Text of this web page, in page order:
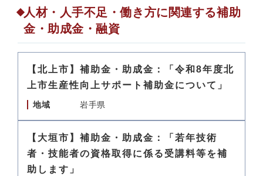
人材・人手不足・働き方に関連する補助
金・助成金・融資
【北上市】補助金・助成金：「令和8年度北
上市生産性向上サポート補助金について」
地域 岩手県
【大垣市】補助金・助成金：「若年技術
者・技能者の資格取得に係る受講料等を補
助します」